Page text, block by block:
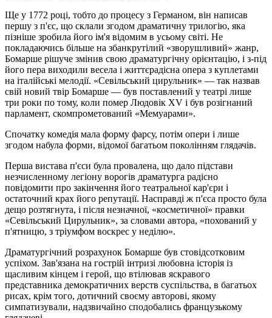
Ще у 1772 році, тобто до процесу з Германом, він написав
першу з п'єс, що склали згодом драматичну трилогію, яка
пізніше зробила його ім'я відомим в усьому світі. Не
покладаючись більше на збанкрутілий «зворушливий» жанр,
Бомарше рішуче змінив свою драматургічну орієнтацію, і з-під
його пера виходили весела і життєрадісна опера з куплетами
на італійські мелодії. «Севільський цирульник» — так назвав
свій новий твір Бомарше — був поставлений у театрі лише
три роки по тому, коли помер Людовік XV і був розігнаний
парламент, скомпрометований «Мемуарами».
Спочатку комедія мала форму фарсу, потім опери і лише
згодом набула форми, відомої багатьом поколінням глядачів.
Перша вистава п'єси була провалена, що дало підстави
незчисленному легіону ворогів драматурга радісно
повідомити про закінчення його театральної кар'єри і
остаточний крах його репутації. Насправді ж п'єса просто була
дещо розтягнута, і після незначної, «косметичної» правки
«Севільський Цирульник», за словами автора, «похований у
п'ятницю, з тріумфом воскрес у неділю».
Драматургічний розрахунок Бомарше був стовідсотковим
успіхом. Зав'язана на гострій інтризі любовна історія із
щасливим кінцем і герой, що втілював яскравого
представника демократичних верств суспільства, в багатьох
рисах, крім того, дотичний своєму авторові, якому
симпатизували, надзвичайно сподобались французькому